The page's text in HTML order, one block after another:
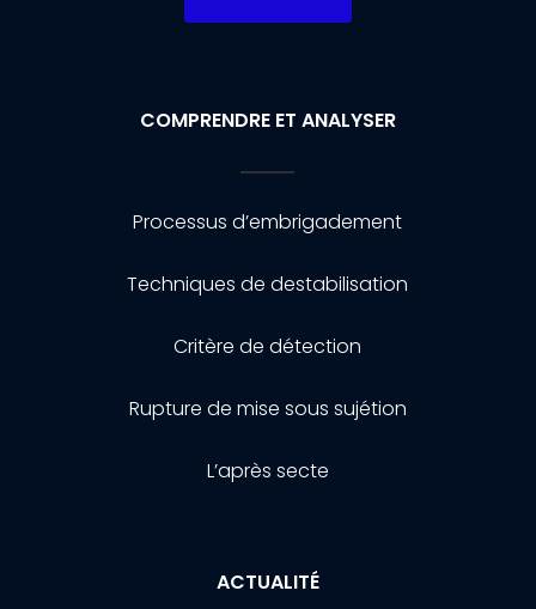
COMPRENDRE ET ANALYSER
Processus d’embrigadement
Techniques de destabilisation
Critère de détection
Rupture de mise sous sujétion
L’après secte
ACTUALITÉ